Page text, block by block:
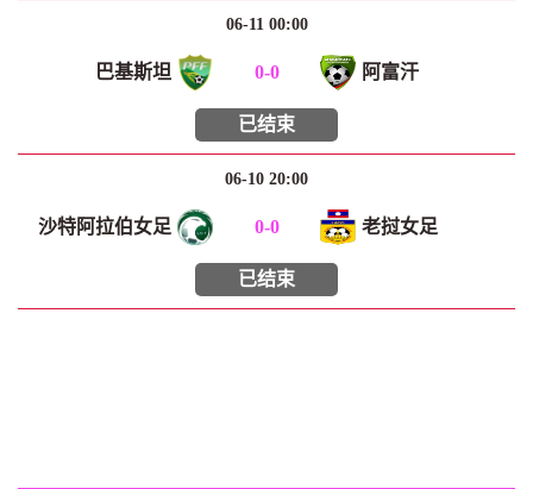
06-11 00:00
巴基斯坦 0-0 阿富汗
已结束
06-10 20:00
沙特阿拉伯女足 0-0 老挝女足
已结束